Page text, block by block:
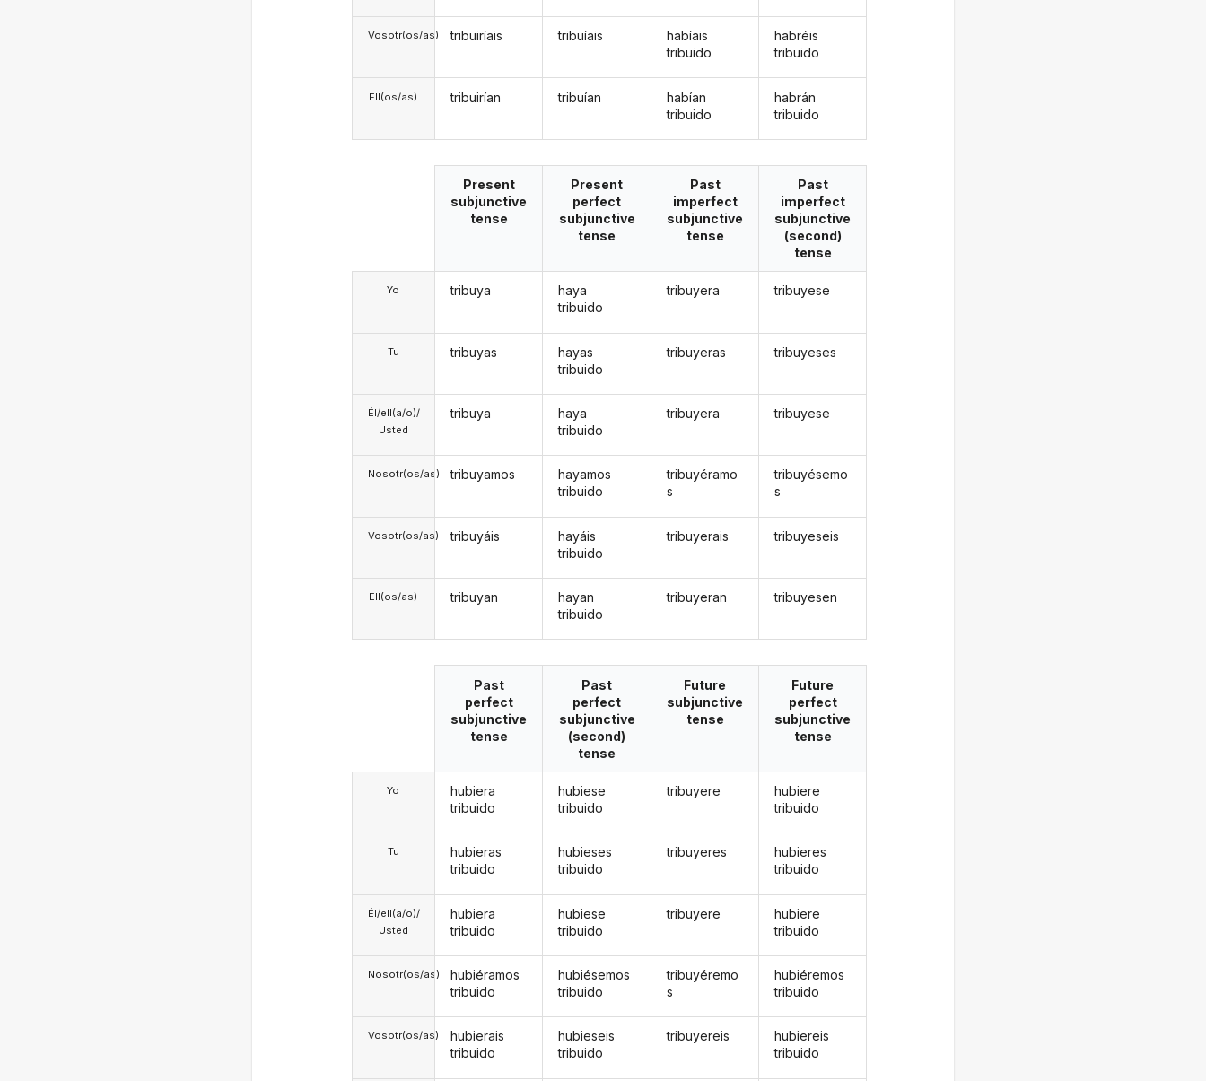
Vosotr(os/as)
Ell(os/as)
tribuiríais
tribuirían
tribuíais
tribuían
habíais
tribuido
habían
tribuido
habréis
tribuido
habrán
tribuido
Yo
Tu
Él/ell(a/o)/
Usted
Nosotr(os/as)
Vosotr(os/as)
Ell(os/as)
Present
subjunctive
tense
tribuya
tribuyas
tribuya
tribuyamos
tribuyáis
tribuyan
Present
perfect
subjunctive
tense
haya
tribuido
hayas
tribuido
haya
tribuido
hayamos
tribuido
hayáis
tribuido
hayan
tribuido
Past
imperfect
subjunctive
tense
tribuyera
tribuyeras
tribuyera
tribuyéramo
s
tribuyerais
tribuyeran
Past
imperfect
subjunctive
(second)
tense
tribuyese
tribuyeses
tribuyese
tribuyésemo
s
tribuyeseis
tribuyesen
Yo
Tu
Él/ell(a/o)/
Usted
Nosotr(os/as)
Vosotr(os/as)
Past
perfect
subjunctive
tense
hubiera
tribuido
hubieras
tribuido
hubiera
tribuido
hubiéramos
tribuido
hubierais
tribuido
Past
perfect
subjunctive
(second)
tense
hubiese
tribuido
hubieses
tribuido
hubiese
tribuido
hubiésemos
tribuido
hubieseis
tribuido
Future
subjunctive
tense
tribuyere
tribuyeres
tribuyere
tribuyéremo
s
tribuyereis
Future
perfect
subjunctive
tense
hubiere
tribuido
hubieres
tribuido
hubiere
tribuido
hubiéremos
tribuido
hubiereis
tribuido